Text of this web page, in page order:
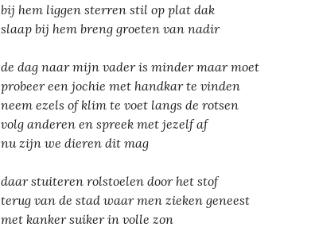
bij hem liggen sterren stil op plat dak
slaap bij hem breng groeten van nadir
de dag naar mijn vader is minder maar moet
probeer een jochie met handkar te vinden
neem ezels of klim te voet langs de rotsen
volg anderen en spreek met jezelf af
nu zijn we dieren dit mag
daar stuiteren rolstoelen door het stof
terug van de stad waar men zieken geneest
met kanker suiker in volle zon